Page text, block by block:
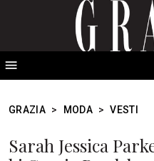
GRAZIA > MODA > VESTI
Sarah Jessica